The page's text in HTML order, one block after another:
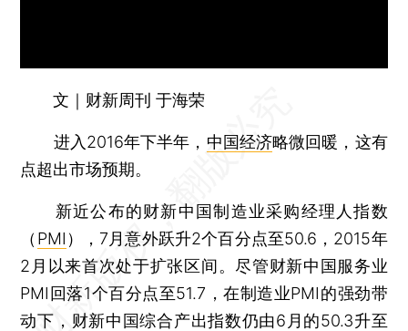
文｜财新周刊 于海荣
进入2016年下半年， 中国经济略微回暖，这有
点超出市场预期。
新近公布的财新中国制造业采购经理人指数
（ PMI ），7月意外跃升2个百分点至50.6，2015年
2月以来首次处于扩张区间。尽管财新中国服务业
PMI回落1个百分点至51.7，在制造业PMI的强劲带
动下，财新中国综合产出指数仍由6月的50.3升至